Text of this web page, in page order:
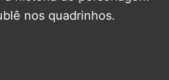
nos quadrinhos.